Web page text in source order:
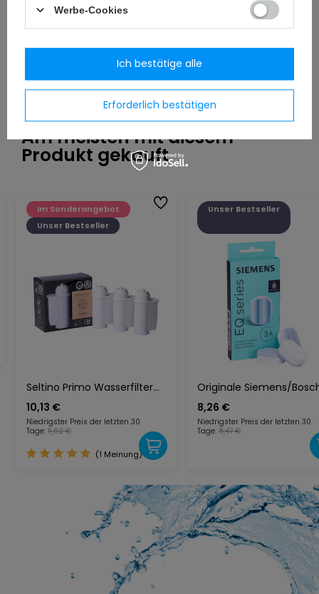
Parameter
Am meisten mit diesem
Produkt gekauft
Im Sonderangebot
Unser Bestseller
Seltino Primo Wasserfilter
für Siemens/Bosch, 3er-
Pack – Ersatz für BRITA
Intenza TZ70003 / TZ70033
(3 Stück)
10,13 €
Niedrigster Preis der letzten 30
Tage: 11,92 €
(1 Meinung)
Unser Bestseller
Originale Siemens/
Entkalkungstabletten
TZ80002 2in1
8,26 €
Niedrigster Preis der letzten 30
Tage: 8,47 €
Werbe-Cookies
Erforderlich bestätigen
Ich bestätige alle